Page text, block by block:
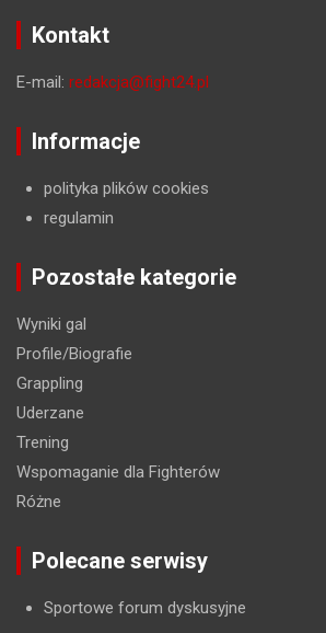
Kontakt
E-mail: redakcja@fight24.pl
Informacje
polityka plików cookies
regulamin
Pozostałe kategorie
Wyniki gal
Profile/Biografie
Grappling
Uderzane
Trening
Wspomaganie dla Fighterów
Różne
Polecane serwisy
Sportowe forum dyskusyjne